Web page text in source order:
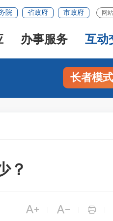
院 省政府 市政府 网
办事服务 互动
长者模式
？
  